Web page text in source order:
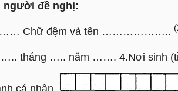
người đề nghị:
Chữ đệm và tên ………………..
….. tháng ….. năm ……. 4.Nơi sinh
cá nhân